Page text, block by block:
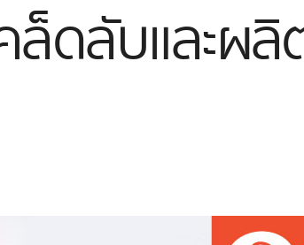
คล็ดลับและ